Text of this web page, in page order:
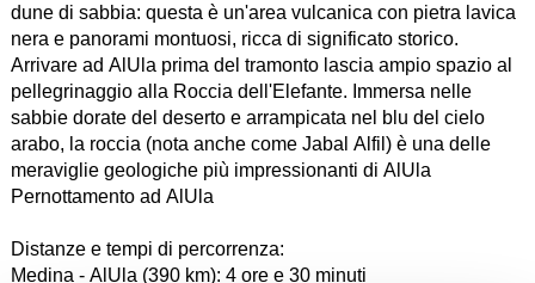
dune di sabbia: questa è un'area vulcanica con pietra lavica
nera e panorami montuosi, ricca di significato storico.
Arrivare ad AlUla prima del tramonto lascia ampio spazio al
pellegrinaggio alla Roccia dell'Elefante. Immersa nelle
sabbie dorate del deserto e arrampicata nel blu del cielo
arabo, la roccia (nota anche come Jabal Alfil) è una delle
meraviglie geologiche più impressionanti di AlUla
Pernottamento ad AlUla
Distanze e tempi di percorrenza:
Medina - AlUla (390 km): 4 ore e 30 minuti